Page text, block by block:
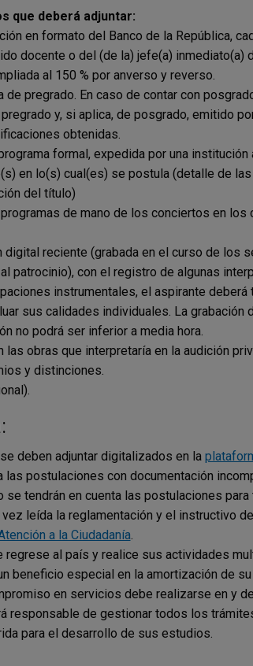
que deberá adjuntar:
en formato del Banco de la República,
docente o del (de la) jefe(a) inmediato(a)
al 150 % por anverso y reverso.
de pregrado. En caso de contar con
y, si aplica, de posgrado, emitido
obtenidas.
formal, expedida por una
en lo(s) cual(es) se postula (detalle de
del título)
de mano de los conciertos en los
digital reciente (grabada en el curso de los
patrocinio), con el registro de algunas
instrumentales, el aspirante
sus calidades individuales. La grabación
no podrá ser inferior a media hora.
las obras que interpretaría en la audición
y distinciones.
deben adjuntar digitalizados en la
las postulaciones con documentación
se tendrán en cuenta las postulaciones
vez leída la reglamentación y el instructivo
a la Ciudadanía.
regrese al país y realice sus actividades
beneficio especial en la amortización de
en servicios debe realizarse en y
responsable de gestionar todos los
para el desarrollo de sus estudios.